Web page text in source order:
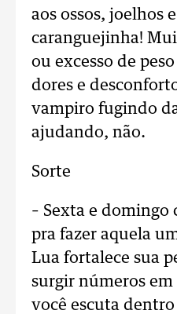
aos ossos, joelhos
caranguejinha!
ou excesso de
dores e
vampiro fugindo
ajudando, não.
Sorte
– Sexta e domingo
pra fazer aquela
Lua fortalece sua
surgir números em
você escuta